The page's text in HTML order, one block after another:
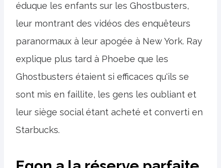
éduque les enfants sur les Ghostbusters,
leur montrant des vidéos des enquêteurs
paranormaux à leur apogée à New York. Ray
explique plus tard à Phoebe que les
Ghostbusters étaient si efficaces qu'ils se
sont mis en faillite, les gens les oubliant et
leur siège social étant acheté et converti en
Starbucks.